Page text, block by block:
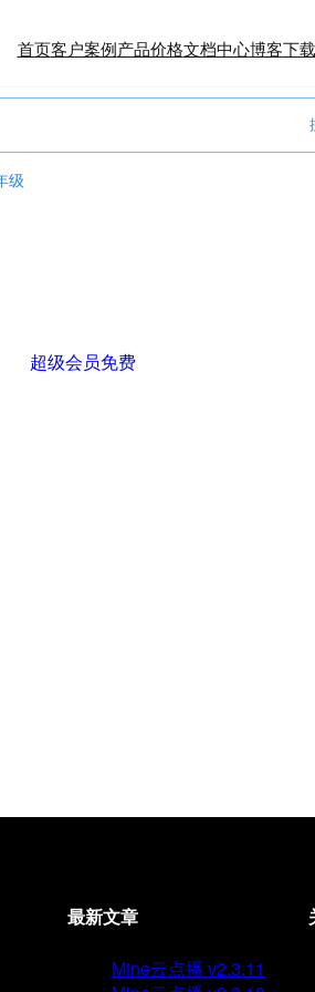
首页客户案例产品价格文档中心博客下载
级
超级会员免费
最新文章
Mine云点播 v2.3.11